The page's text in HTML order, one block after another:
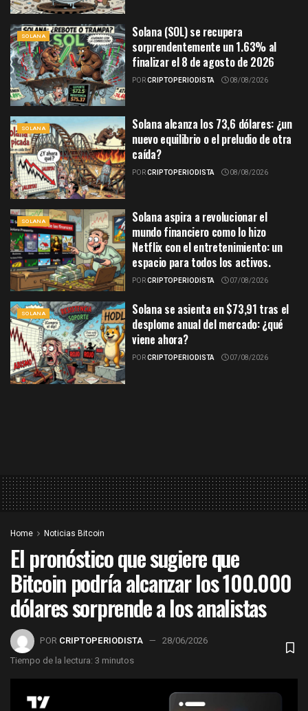
SOLANA
Solana (SOL) se recupera
sorprendentemente un 1.63% al
finalizar el 8 de agosto de 2026
PORCRIPTOPERIODISTA 08/08/2026
SOLANA
Solana alcanza los 73,6 dólares: ¿un
nuevo equilibrio o el preludio de otra
caída?
PORCRIPTOPERIODISTA 08/08/2026
SOLANA
Solana aspira a revolucionar el
mundo financiero como lo hizo
Netflix con el entretenimiento: un
espacio para todos los activos.
PORCRIPTOPERIODISTA 07/08/2026
SOLANA
Solana se asienta en $73,91 tras el
desplome anual del mercado: ¿qué
viene ahora?
PORCRIPTOPERIODISTA 07/08/2026
Home Noticias Bitcoin
El pronóstico que sugiere que
Bitcoin podría alcanzar los 100.000
dólares sorprende a los analistas
POR CRIPTOPERIODISTA
28/06/2026
Tiempo de la lectura: 3 minutos